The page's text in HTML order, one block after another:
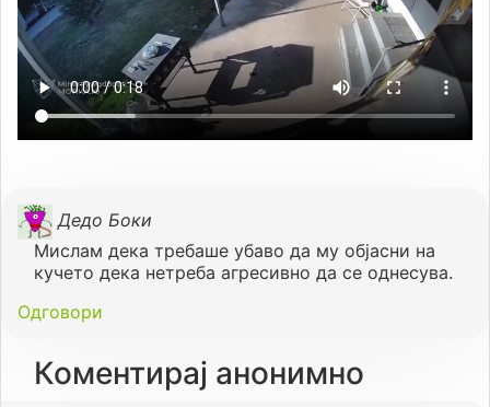
Дедо Боки
Мислам дека требаше убаво да му објасни на
кучето дека нетреба агресивно да се однесува.
Одговори
Коментирај анонимно